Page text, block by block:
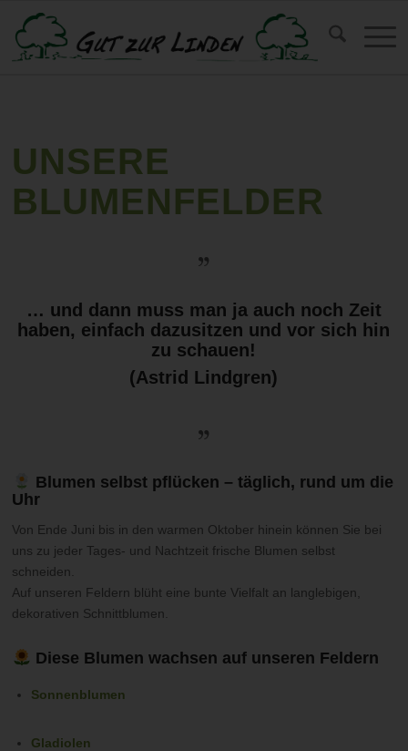
UNSERE
BLUMENFELDER
… und dann muss man ja auch noch Zeit
haben, einfach dazusitzen und vor sich hin
zu schauen!
(Astrid Lindgren)
Blumen selbst pflücken – täglich, rund um die
Uhr
Von Ende Juni bis in den warmen Oktober hinein können Sie bei
uns zu jeder Tages- und Nachtzeit frische Blumen selbst
schneiden.
Auf unseren Feldern blüht eine bunte Vielfalt an langlebigen,
dekorativen Schnittblumen.
Diese Blumen wachsen auf unseren Feldern
Sonnenblumen
Gladiolen